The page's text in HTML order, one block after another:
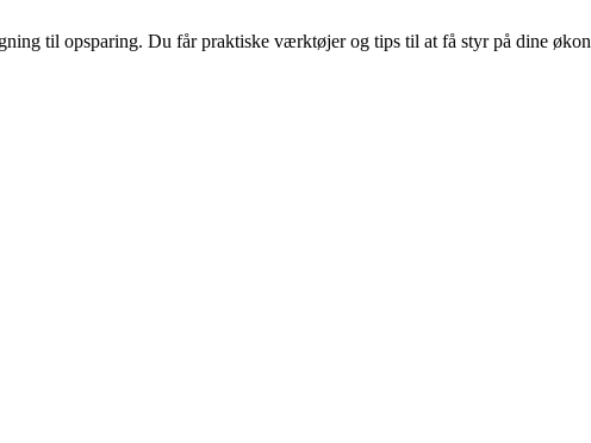
til opsparing. Du får praktiske værktøjer og tips til at få styr på dine